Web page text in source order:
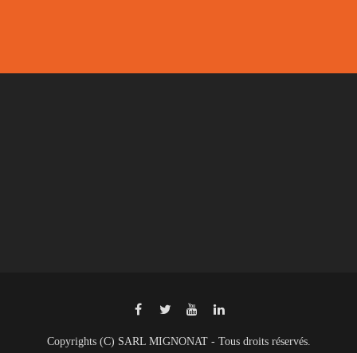
Copyrights (C) SARL MIGNONAT - Tous droits réservés.